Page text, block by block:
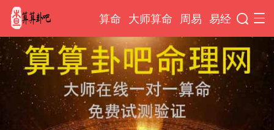
算命 大师算命 周易 易经